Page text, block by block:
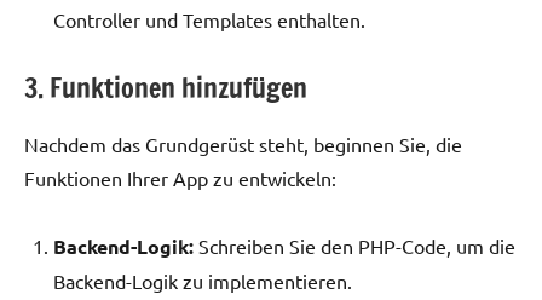
Controller und Templates enthalten.
3. Funktionen hinzufügen
Nachdem das Grundgerüst steht, beginnen Sie, die
Funktionen Ihrer App zu entwickeln:
Backend-Logik: Schreiben Sie den PHP-Code, um die
Backend-Logik zu implementieren.